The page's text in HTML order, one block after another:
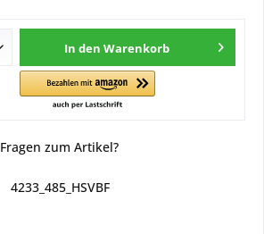
In den Warenkorb
Fragen zum Artikel?
4233_485_HSVBF